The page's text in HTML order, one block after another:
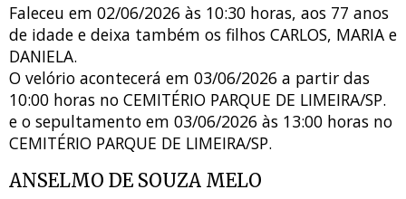
Faleceu em 02/06/2026 às 10:30 horas, aos 77 anos
de idade e deixa também os filhos CARLOS, MARIA e
DANIELA.
O velório acontecerá em 03/06/2026 a partir das
10:00 horas no CEMITÉRIO PARQUE DE LIMEIRA/SP.
e o sepultamento em 03/06/2026 às 13:00 horas no
CEMITÉRIO PARQUE DE LIMEIRA/SP.
ANSELMO DE SOUZA MELO